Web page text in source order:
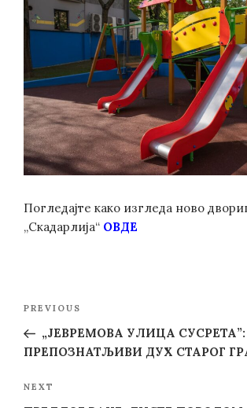
Погледајте како изгледа ново
„Скадарлија“ ОВДЕ
Post
Previous
Post
PREVIOUS
„JЕВРЕМОВА УЛИЦА СУСРЕТА”:
ПРЕПОЗНАТЉИВИ ДУХ СТАРОГ
Next
NEXT